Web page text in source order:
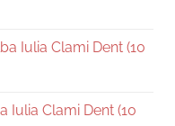
Iulia Clami Dent (10
Iulia Clami Dent (10